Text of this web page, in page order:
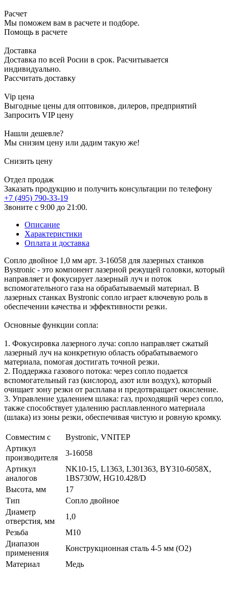
Расчет
Мы поможем вам в расчете и подборе.
Помощь в расчете
Доставка
Доставка по всей Росии в срок. Расчитывается
индивидуально.
Рассчитать доставку
Vip цена
Выгодные цены для оптовиков, дилеров, предприятий
Запросить VIP цену
Нашли дешевле?
Мы снизим цену или дадим такую же!
Снизить цену
Отдел продаж
Заказать продукцию и получить консультации по телефону
+7 (495) 790-33-19
Звоните с 9:00 до 21:00.
Описание
Характеристики
Оплата и доставка
Сопло двойное 1,0 мм арт. 3-16058 для лазерных станков
Bystronic - это компонент лазерной режущей головки, который
направляет и фокусирует лазерный луч и поток
вспомогательного газа на обрабатываемый материал. В
лазерных станках Bystronic сопло играет ключевую роль в
обеспечении качества и эффективности резки.
Основные функции сопла:
1. Фокусировка лазерного луча: сопло направляет сжатый
лазерный луч на конкретную область обрабатываемого
материала, помогая достигать точной резки.
2. Поддержка газового потока: через сопло подается
вспомогательный газ (кислород, азот или воздух), который
очищает зону резки от расплава и предотвращает окисление.
3. Управление удалением шлака: газ, проходящий через сопло,
также способствует удалению расплавленного материала
(шлака) из зоны резки, обеспечивая чистую и ровную кромку.
Совместим с
Bystronic, VNITEP
Артикул
производителя
3-16058
Артикул
аналогов
NK10-15, L1363, L301363, BY310-6058X,
1BS730W, HG10.428/D
Высота, мм
17
Тип
Сопло двойное
Диаметр
отверстия, мм
1,0
Резьба
М10
Диапазон
применения
Конструкционная сталь 4-5 мм (O2)
Материал
Медь